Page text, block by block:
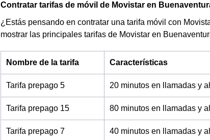
Contratar tarifas de móvil de Movistar en
¿Estás pensando en contratar una tarifa móvil con
mostrar las principales tarifas de Movistar en
Nombre de la tarifa Características
Tarifa prepago 5 20 minutos en llamadas y
Tarifa prepago 15 80 minutos en llamadas y
Tarifa prepago 7 40 minutos en llamadas y